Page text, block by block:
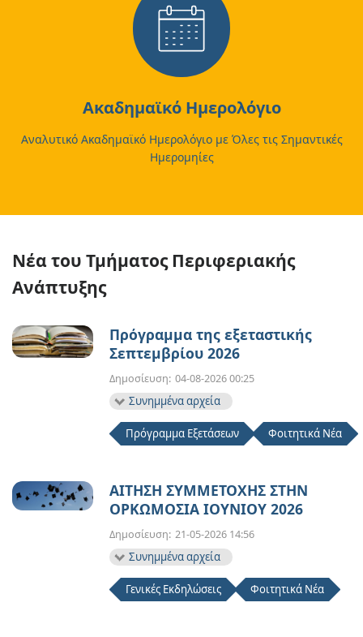
Ακαδημαϊκό Ημερολόγιο
Αναλυτικό Ακαδημαϊκό Ημερολόγιο με Όλες τις Σημαντικές
Ημερομηίες
Νέα του Τμήματος Περιφεριακής
Ανάπτυξης
Πρόγραμμα της εξεταστικής
Σεπτεμβρίου 2026
Δημοσίευση: 04-08-2026 00:25
Συνημμένα αρχεία
Πρόγραμμα Εξετάσεων Φοιτητικά Νέα
ΑΙΤΗΣΗ ΣΥΜΜΕΤΟΧΗΣ ΣΤΗΝ
ΟΡΚΩΜΟΣΙΑ ΙΟΥΝΙΟΥ 2026
Δημοσίευση: 21-05-2026 14:56
Συνημμένα αρχεία
Γενικές Εκδηλώσεις Φοιτητικά Νέα